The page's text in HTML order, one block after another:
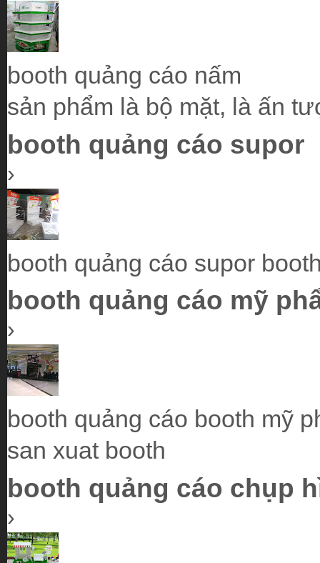
booth quảng cáo
sản phẩm là bộ mặt, là ấn
booth quảng cáo supor
›
booth quảng cáo supor
booth quảng cáo mỹ
›
booth quảng cáo booth mỹ
san xuat booth
booth quảng cáo chụp
›